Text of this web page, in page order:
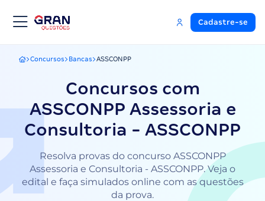
Cadastre-se
Gran Questões
Concursos Bancas ASSCONPP
Concursos com
ASSCONPP Assessoria e
Consultoria - ASSCONPP
Resolva provas do concurso ASSCONPP
Assessoria e Consultoria - ASSCONPP. Veja o
edital e faça simulados online com as questões
da prova.